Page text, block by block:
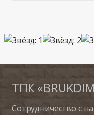
ТПК
Сотрудничество с